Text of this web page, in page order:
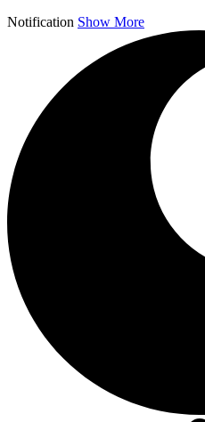
Notification Show More